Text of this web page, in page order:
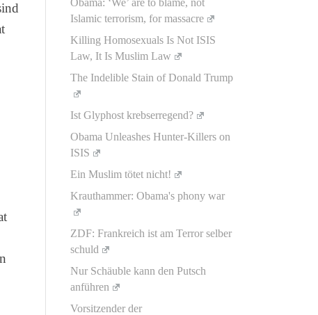
Obama: ‘We’ are to blame, not
Islamic terrorism, for massacre
Killing Homosexuals Is Not ISIS
Law, It Is Muslim Law
The Indelible Stain of Donald Trump
Ist Glyphost krebserregend?
Obama Unleashes Hunter-Killers on
ISIS
Ein Muslim tötet nicht!
Krauthammer: Obama's phony war
ZDF: Frankreich ist am Terror selber
schuld
Nur Schäuble kann den Putsch
anführen
Vorsitzender der